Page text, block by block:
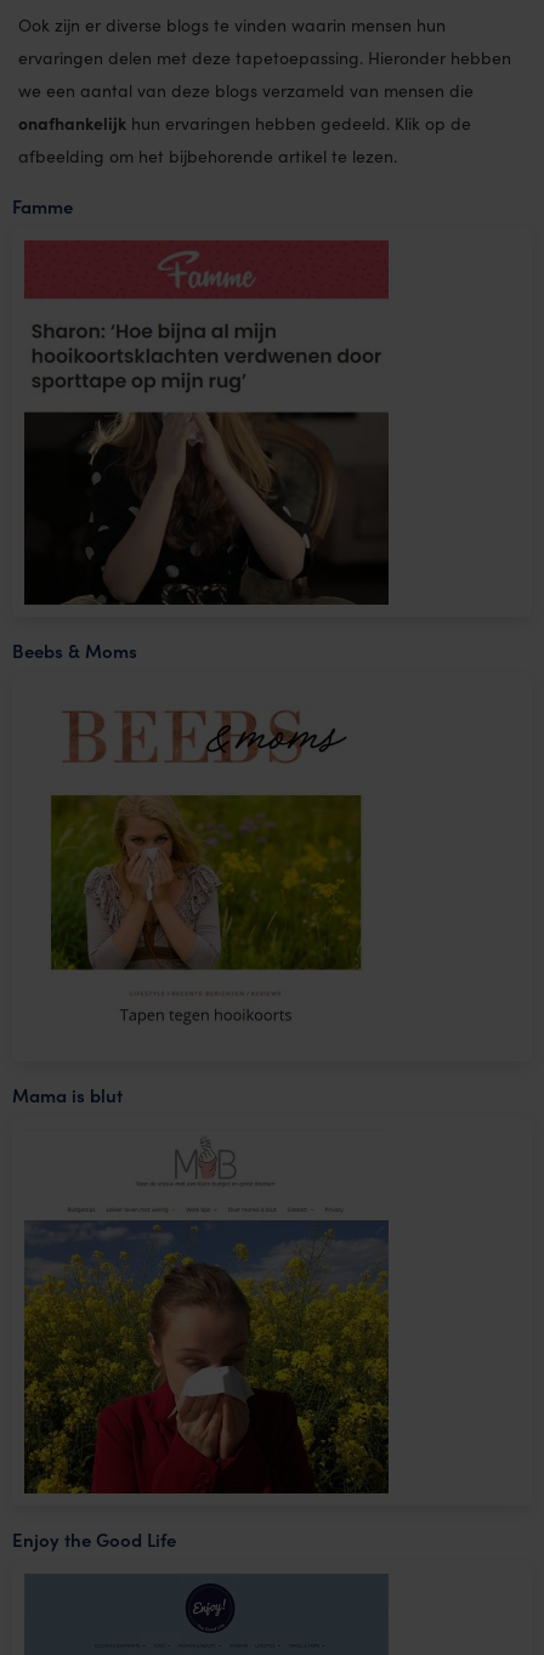
Ook zijn er diverse blogs te vinden waarin mensen hun
ervaringen delen met deze tapetoepassing. Hieronder hebben
we een aantal van deze blogs verzameld van mensen die
onafhankelijk hun ervaringen hebben gedeeld. Klik op de
afbeelding om het bijbehorende artikel te lezen.
Famme
Beebs & Moms
Mama is blut
Enjoy the Good Life